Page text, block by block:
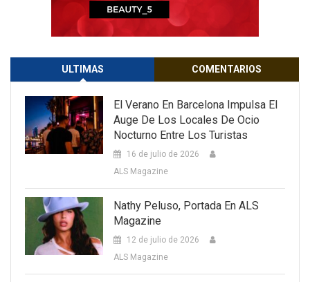
ULTIMAS COMENTARIOS
El Verano En Barcelona Impulsa El
Auge De Los Locales De Ocio
Nocturno Entre Los Turistas
16 de julio de 2026
ALS Magazine
Nathy Peluso, Portada En ALS
Magazine
12 de julio de 2026
ALS Magazine